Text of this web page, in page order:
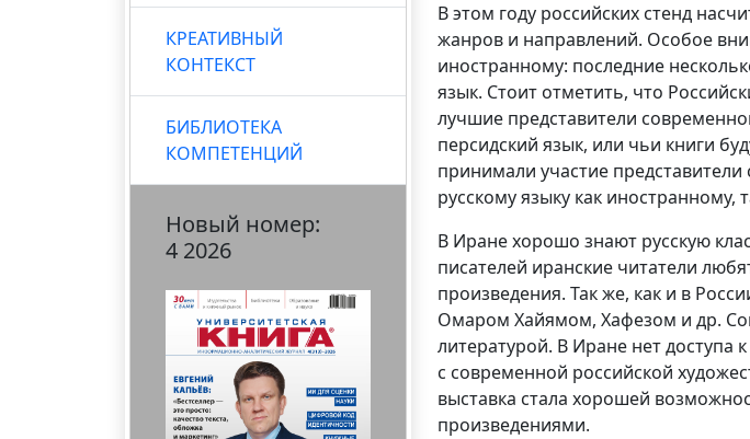
КРЕАТИВНЫЙ
КОНТЕКСТ
БИБЛИОТЕКА
КОМПЕТЕНЦИЙ
Новый номер:
4 2026
В этом году российских стенд
жанров и направлений. Особое
иностранному: последние
язык. Стоит отметить, что
лучшие представители
персидский язык, или чьи книги
принимали участие
русскому языку как иностранному,
В Иране хорошо знают русскую
писателей иранские читатели
произведения. Так же, как и в
Омаром Хайямом, Хафезом и др.
литературой. В Иране нет доступа
с современной российской
выставка стала хорошей
произведениями.